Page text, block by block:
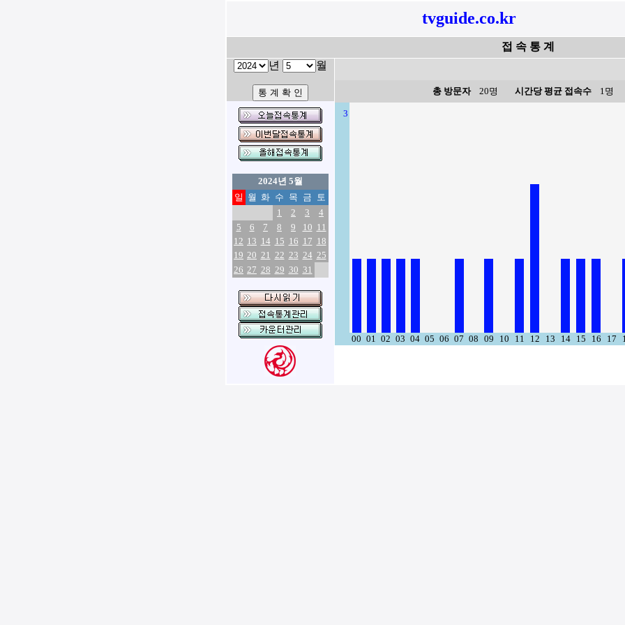
tvguide.co.kr
접 속 통 계
년 월
2024년 5월
일 월 화 수 목 금 토
1
2 3
4
5
6 7 8 9 10 11
12 13 14 15 16 17 18
19 20 21 22 23 24 25
26 27 28 29 30 31
총 방문자20명 시간당 평균 접속수1명
3
00 01 02 03 04 05 06 07 08 09 10 11 12 13 14 15 16 17